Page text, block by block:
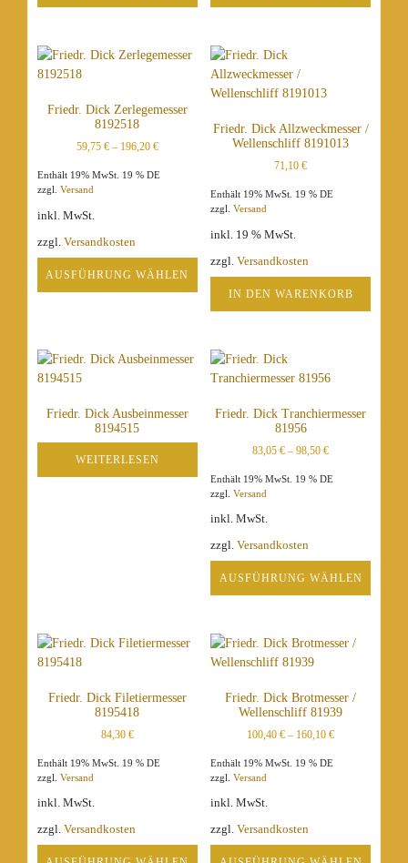
weist
mehrere
auf.
Optionen
können
auf
gewählt
weist
mehrere
Varianten
Die
Optionen
auf
der
werden
Friedr. Dick Zerlegemesser
8192518
59,75 €– 196,20 €
Enthält 19% MwSt. 19 % DE
zzgl. Versand
inkl. MwSt.
zzgl. Versandkosten
AUSFÜHRUNG WÄHLEN
mehrere
Varianten
Die
Friedr. Dick Allzweckmesser /
Wellenschliff 8191013
71,10€
Enthält 19% MwSt. 19 % DE
zzgl.Versand
inkl. 19 % MwSt.
zzgl.Versandkosten
IN DEN WARENKORB
Friedr. Dick Ausbeinmesser
8194515
WEITERLESEN
Friedr. Dick Tranchiermesser
81956
83,05€ –98,50€
Enthält 19% MwSt. 19 % DE
zzgl.Versand
inkl. MwSt.
zzgl.Versandkosten
AUSFÜHRUNG WÄHLEN
weist
mehrere
auf.
Optionen
können
auf
gewählt
Friedr. Dick Filetiermesser
8195418
84,30 €
Enthält 19% MwSt. 19 % DE
zzgl. Versand
inkl. MwSt.
zzgl. Versandkosten
Friedr. Dick Brotmesser /
Wellenschliff 81939
100,40€ – 160,10€
Enthält 19% MwSt. 19 % DE
zzgl.Versand
inkl. MwSt.
zzgl.Versandkosten